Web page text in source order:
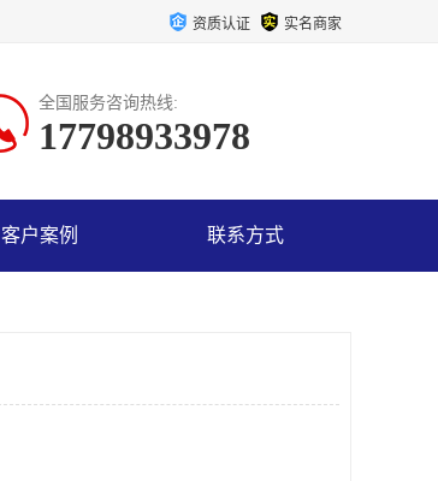
资质认证 实名商家
全国服务咨询热线:
17798933978
客户案例 联系方式